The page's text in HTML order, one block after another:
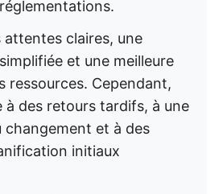
attentes claires, une
et une meilleure
ressources. Cependant,
à des retours tardifs, à une
changement et à des
initiaux